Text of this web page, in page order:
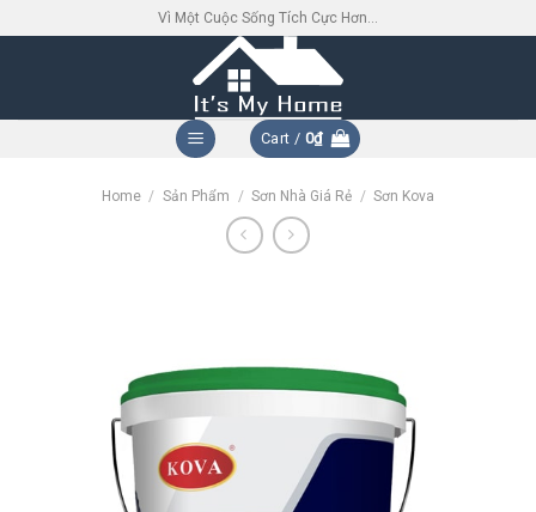
to
Vì Một Cuộc Sống Tích Cực Hơn...
Cart / 0₫
Home / Sản Phẩm / Sơn Nhà Giá Rẻ / Sơn Kova